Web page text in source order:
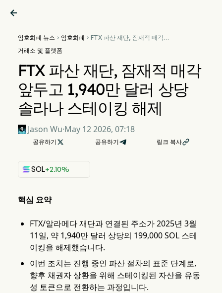

암호화폐 뉴스  암호화폐  FTX 파산 재단, 잠재적 매각
거래소 및 플랫폼
FTX 파산 재단, 잠재적 매각
앞두고 1,940만 달러 상당
솔라나 스테이킹 해제
Jason Wu·May 12 2026, 07:18
공유하기  공유하기 링크 복사
SOL+2.10%
핵심 요약
FTX/알라메다 재단과 연결된 주소가 2025년 3월
11일, 약 1,940만 달러 상당의 199,000 SOL 스테
이킹을 해제했습니다.
이번 조치는 진행 중인 파산 절차의 표준 단계로,
향후 채권자 상환을 위해 스테이킹된 자산을 유동
성 토큰으로 전환하는 과정입니다.